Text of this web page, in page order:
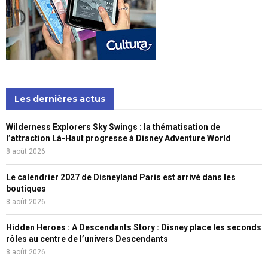
Les dernières actus
Wilderness Explorers Sky Swings : la thématisation de
l’attraction Là-Haut progresse à Disney Adventure World
8 août 2026
Le calendrier 2027 de Disneyland Paris est arrivé dans les
boutiques
8 août 2026
Hidden Heroes : A Descendants Story : Disney place les seconds
rôles au centre de l’univers Descendants
8 août 2026